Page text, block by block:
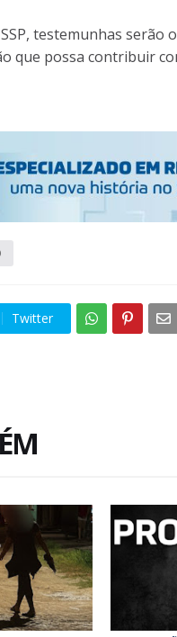
testemunhas
que possa contribuir
Twitter